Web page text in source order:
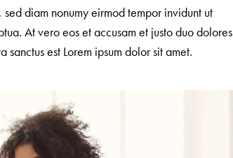
diam nonumy eirmod tempor invidunt ut
At vero eos et accusam et justo duo dolores
est Lorem ipsum dolor sit amet.